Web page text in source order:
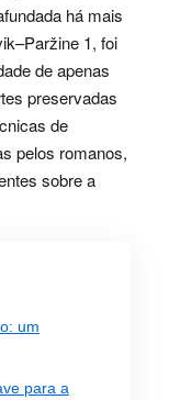
há mais
1, foi
de apenas
preservadas
de
pelos romanos,
sobre a
um
para a